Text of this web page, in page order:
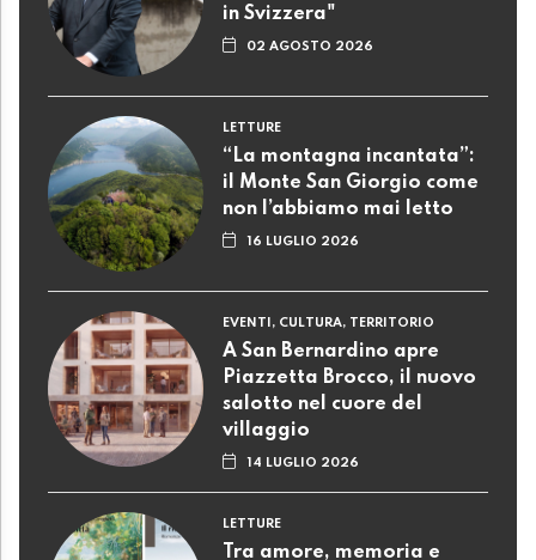
in Svizzera"
02 AGOSTO 2026
LETTURE
“La montagna incantata”:
il Monte San Giorgio come
non l’abbiamo mai letto
16 LUGLIO 2026
EVENTI, CULTURA, TERRITORIO
A San Bernardino apre
Piazzetta Brocco, il nuovo
salotto nel cuore del
villaggio
14 LUGLIO 2026
LETTURE
Tra amore, memoria e